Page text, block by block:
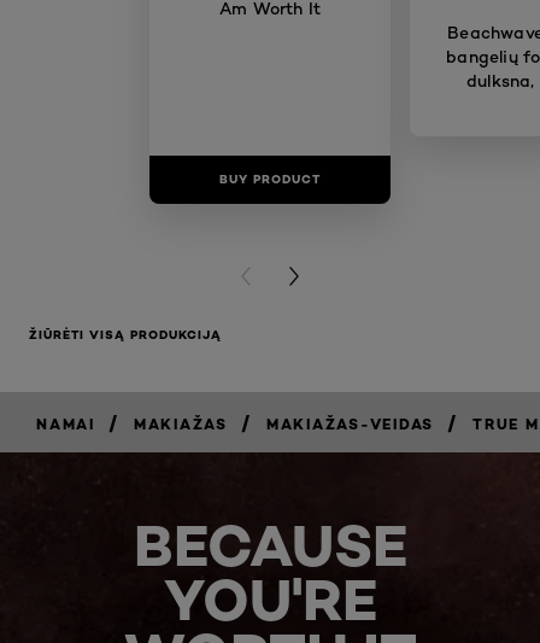
Am Worth It
BUY PRODUCT
bangelių
PREVIOUS CARD
NEXT CARD
ŽIŪRĖTI VISĄ PRODUKCIJĄ
NAMAI / MAKIAŽAS / MAKIAŽAS-VEIDAS / TRUE
BECAUSE
YOU'RE